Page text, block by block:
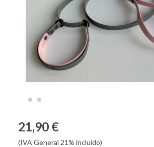
21,90 €
(IVA General 21% incluido)